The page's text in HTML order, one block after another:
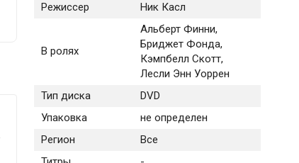
Режиссер Ник Касл
В ролях
Альберт Финни,
Бриджет Фонда,
Кэмпбелл Скотт,
Лесли Энн Уоррен
Тип диска
DVD
Упаковка
не определен
Регион
Все